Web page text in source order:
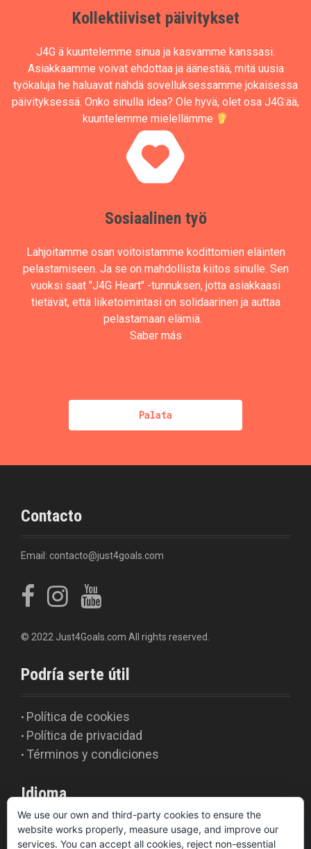
Kollektiiviset päivitykset
J4G ä kuuntelemme sinua ja kasvamme kanssasi.
Asiakkaamme voivat ehdottaa ja äänestää, mitä uusia
työkaluja he haluavat nähdä sovelluksessamme jokaisessa
päivityksessä. Onko sinulla idea? Ole hyvä, olet osa J4G:ää,
kuuntelemme mielellämme
Sosiaalinen työ
Lahjoitamme osan voitoistamme kodittomien eläinten
pelastamiseen. Ja se on mahdollista kiitos sinulle. Sen
vuoksi saat "J4G Heart" -tunnuksen, jotta asiakkaasi
tietävät, että liiketoimintasi on solidaarinen ja auttaa
pelastamaan elämiä.
Saber más
Palata
Contacto
Email: contacto@just4goals.com
© 2022 Just4Goals.com All rights reserved.
Podría serte útil
• Política de cookies
• Política de privacidad
• Términos y condiciones
Idioma
English
We use our own and third-party cookies to ensure the
website works properly, measure usage, and improve our
services. You can accept all cookies, reject non-essential